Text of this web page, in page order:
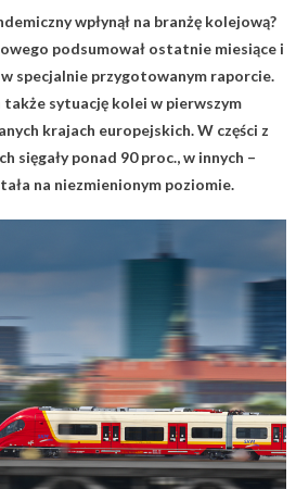
wpłynął na branżę kolejową?
podsumował ostatnie miesiące i
specjalnie przygotowanym raporcie.
sytuację kolei w pierwszym
krajach europejskich. W części z
sięgały ponad 90 proc., w innych –
na niezmienionym poziomie.